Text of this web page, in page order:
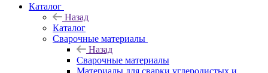
Каталог
Назад
Каталог
Сварочные материалы
Назад
Сварочные материалы
Материалы для сварки углеродистых и